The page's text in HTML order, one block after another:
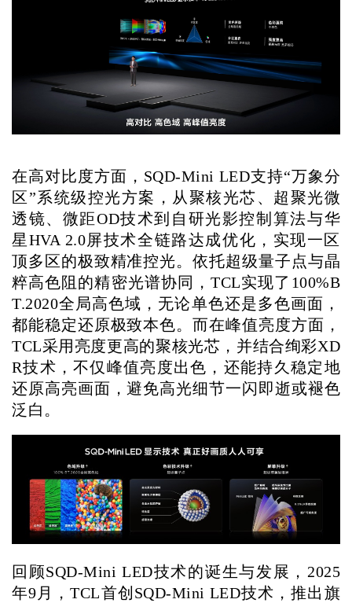
在高对比度方面，SQD-Mini LED支持“万象分
区”系统级控光方案，从聚核光芯、超聚光微
透镜、微距OD技术到自研光影控制算法与华
星HVA 2.0屏技术全链路达成优化，实现一区
顶多区的极致精准控光。依托超级量子点与晶
粹高色阻的精密光谱协同，TCL实现了100%B
T.2020全局高色域，无论单色还是多色画面，
都能稳定还原极致本色。而在峰值亮度方面，
TCL采用亮度更高的聚核光芯，并结合绚彩XD
R技术，不仅峰值亮度出色，还能持久稳定地
还原高亮画面，避免高光细节一闪即逝或褪色
泛白。
回顾SQD-Mini LED技术的诞生与发展，2025
年9月，TCL首创SQD-Mini LED技术，推出旗